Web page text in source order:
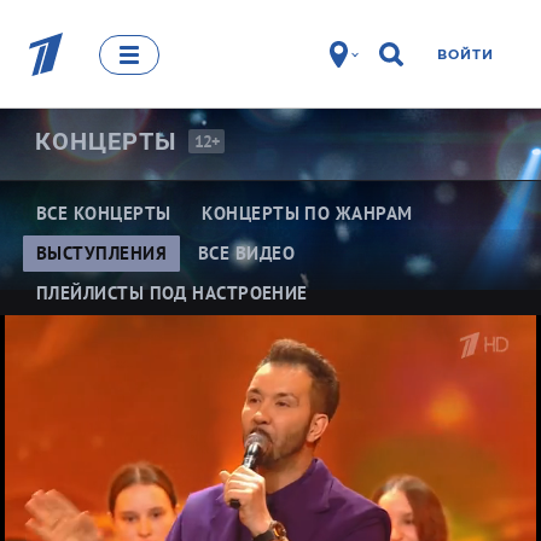
ВОЙТИ
КОНЦЕРТЫ 12+
ВСЕ КОНЦЕРТЫ
КОНЦЕРТЫ ПО ЖАНРАМ
ВЫСТУПЛЕНИЯ
ВСЕ ВИДЕО
ПЛЕЙЛИСТЫ ПОД НАСТРОЕНИЕ